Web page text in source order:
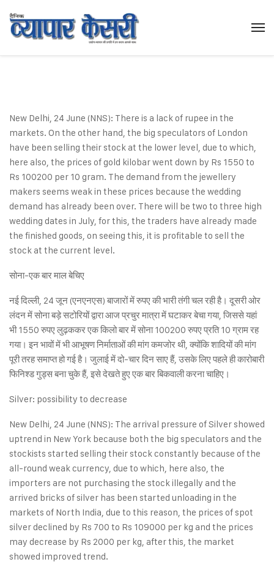
New Delhi, 24 June (NNS): There is a lack of rupee in the
markets. On the other hand, the big speculators of London
have been selling their stock at the lower level, due to which,
here also, the prices of gold kilobar went down by Rs 1550 to
Rs 100200 per 10 gram. The demand from the jewellery
makers seems weak in these prices because the wedding
demand has already been over. There will be two to three high
wedding dates in July, for this, the traders have already made
the finished goods, on seeing this, it is profitable to sell the
stock at the current level.
सोना-एक बार माल बेचिए
नई दिल्ली, 24 जून (एनएनएस) बाजारों में रुपए की भारी तंगी चल रही है। दूसरी ओर
लंदन में सोना बड़े सटोरियों द्वारा आज प्रचुर मात्रा में घटाकर बेचा गया, जिससे यहां
भी 1550 रुपए लुढ़ककर एक किलो बार में सोना 100200 रुपए प्रति 10 ग्राम रह
गया। इन भावों में भी आभूषण निर्माताओं की मांग कमजोर थी, क्योंकि शादियों की मांग
पूरी तरह समाप्त हो गई है। जुलाई में दो-चार दिन साए हैं, उसके लिए पहले ही कारोबारी
फिनिश्ड गुड्स बना चुके हैं, इसे देखते हुए एक बार बिकवाली करना चाहिए।
Silver: possibility to decrease
New Delhi, 24 June (NNS): The arrival pressure of Silver showed
uptrend in New York because both the big speculators and the
stockists started selling their stock constantly because of the
all-round weak currency, due to which, here also, the
importers are not purchasing the stock illegally and the
arrived bricks of silver has been started unloading in the
markets of North India, due to this reason, the prices of spot
silver declined by Rs 700 to Rs 109000 per kg and the prices
may decrease by Rs 2000 per kg, after this, the market
showed improved trend.